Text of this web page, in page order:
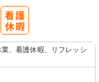
、看護休暇、リフレッシ